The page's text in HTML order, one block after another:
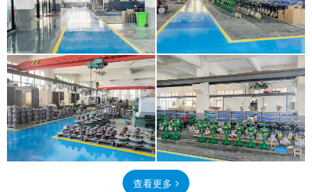
查看更多